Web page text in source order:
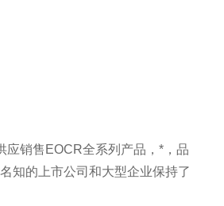
应销售EOCR全系列产品，*，品
知的上市公司和大型企业保持了